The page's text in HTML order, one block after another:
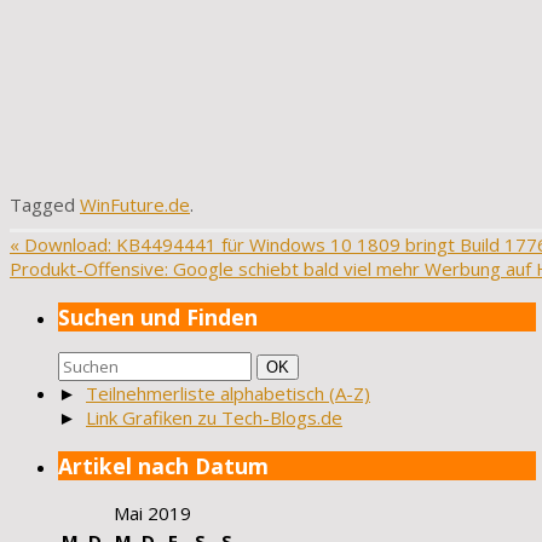
Tagged WinFuture.de.
« Download: KB4494441 für Windows 10 1809 bringt Build
Produkt-Offensive: Google schiebt bald viel mehr Werbung auf
Suchen und Finden
Suchen
nach:
Suchen
OK
► Teilnehmerliste alphabetisch (A-Z)
► Link Grafiken zu Tech-Blogs.de
Artikel nach Datum
Mai 2019